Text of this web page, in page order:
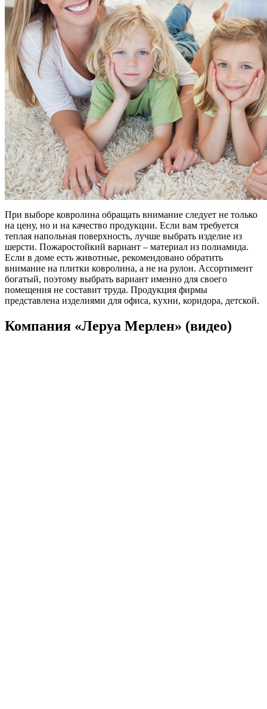
При выборе ковролина обращать внимание следует не только
на цену, но и на качество продукции. Если вам требуется
теплая напольная поверхность, лучше выбрать изделие из
шерсти. Пожаростойкий вариант – материал из полиамида.
Если в доме есть животные, рекомендовано обратить
внимание на плитки ковролина, а не на рулон. Ассортимент
богатый, поэтому выбрать вариант именно для своего
помещения не составит труда. Продукция фирмы
представлена изделиями для офиса, кухни, коридора, детской.
Компания «Леруа Мерлен» (видео)